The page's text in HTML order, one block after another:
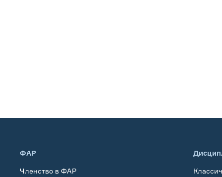
ФАР
Членство в ФАР